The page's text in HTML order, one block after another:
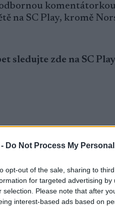
Do Not Process My
opt-out of the sale, sharing to
for targeted advertising
selection. Please note that after
interest-based ads based on
na SC Play, kromě
sledujte zde na SC Play